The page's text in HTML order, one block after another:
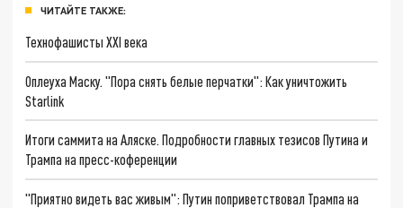
ЧИТАЙТЕ ТАКЖЕ:
Технофашисты XXI века
Оплеуха Маску. "Пора снять белые перчатки": Как уничтожить
Starlink
Итоги саммита на Аляске. Подробности главных тезисов Путина и
Трампа на пресс-коференции
"Приятно видеть вас живым": Путин поприветствовал Трампа на